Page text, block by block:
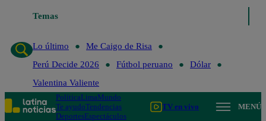
Temas
Lo último
Me Caigo de Risa
Perú Decide 2026
Fútbol peruano
Dólar
Valentina Valiente
PolíticaLimaMundo
Te ayudoTendencias
DeportesEspectáculos
TV en vivo MENÚ